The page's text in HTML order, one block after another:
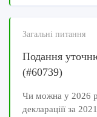
Загальні питання
Подання
(#60739)
Чи можна у 2026
деклараціїї за